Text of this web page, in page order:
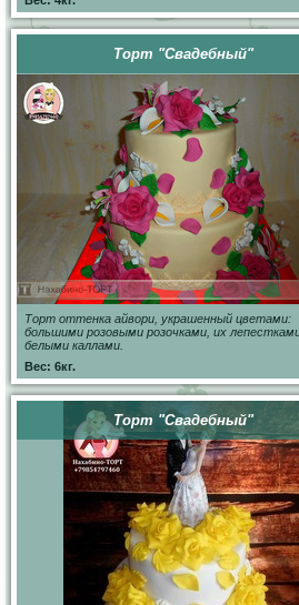
Торт "Свадебный"
Торт оттенка айвори, украшенный цветами:
большими розовыми розочками, их
белыми каллами.
Вес: 6кг.
Торт "Свадебный"